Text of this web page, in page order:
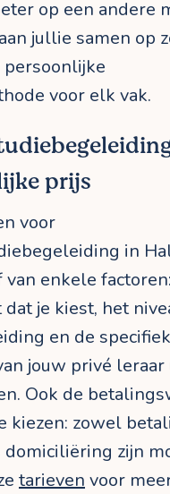
op een andere
jullie samen op
persoonlijke
voor elk vak.
prijs
voor
in
van enkele
je kiest, het
en de
jouw privé leraar
Ook de
kiezen: zowel
domiciliëring zijn
tarieven voor